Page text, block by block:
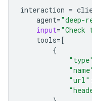
interaction =
agent="deep-
input=
tools=[
{
"type"
"url"